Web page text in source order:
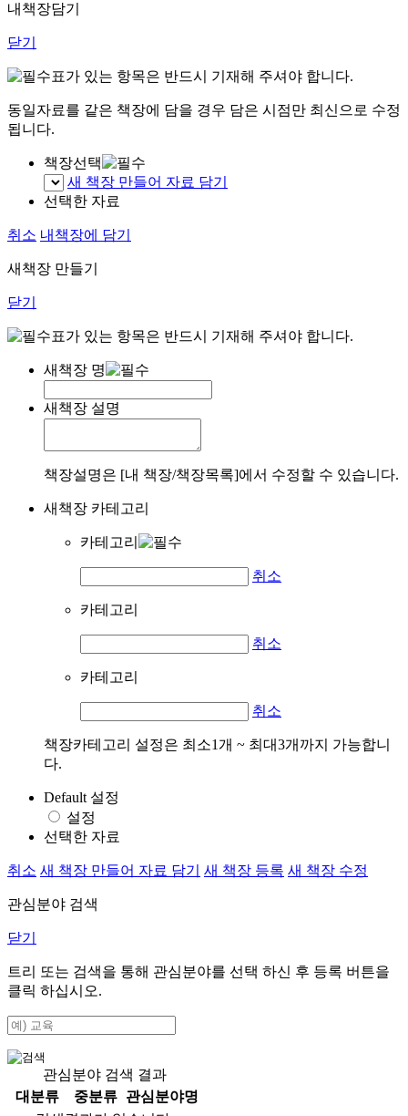
내책장담기
닫기
표가 있는 항목은 반드시 기재해 주셔야 합니다.
동일자료를 같은 책장에 담을 경우 담은 시점만 최신으로 수정
됩니다.
책장선택
새 책장 만들어 자료 담기
선택한 자료
취소 내책장에 담기
새책장 만들기
닫기
표가 있는 항목은 반드시 기재해 주셔야 합니다.
새책장 명
새책장 설명
책장설명은 [내 책장/책장목록]에서 수정할 수 있습니다.
새책장 카테고리
카테고리
취소
카테고리
취소
카테고리
취소
책장카테고리 설정은 최소1개 ~ 최대3개까지 가능합니
다.
Default 설정
설정
선택한 자료
취소 새 책장 만들어 자료 담기 새 책장 등록 새 책장 수정
관심분야 검색
닫기
트리 또는 검색을 통해 관심분야를 선택 하신 후 등록 버튼을
클릭 하십시오.
관심분야 검색 결과
대분류
중분류
관심분야명